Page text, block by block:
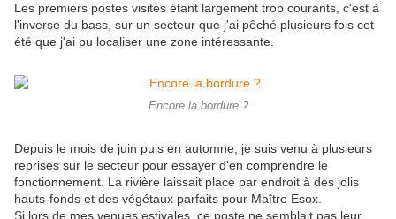
Les premiers postes visités étant largement trop courants, c'est à
l'inverse du bass, sur un secteur que j'ai pêché plusieurs fois cet
été que j'ai pu localiser une zone intéressante.
Encore la bordure ?
Depuis le mois de juin puis en automne, je suis venu à plusieurs
reprises sur le secteur pour essayer d'en comprendre le
fonctionnement. La rivière laissait place par endroit à des jolis
hauts-fonds et des végétaux parfaits pour Maître Esox.
Si lors de mes venues estivales, ce poste ne semblait pas leur